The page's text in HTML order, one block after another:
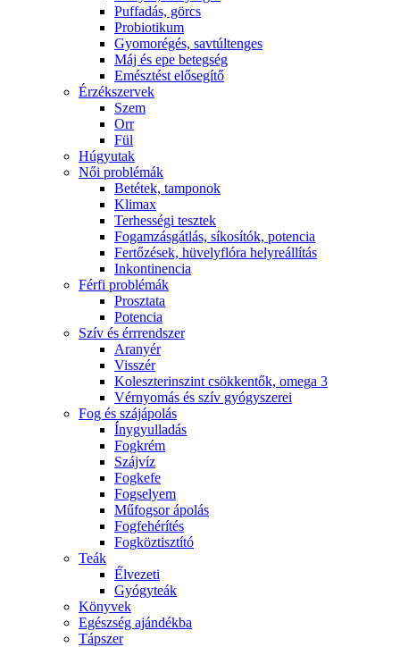
Puffadás, görcs
Probiotikum
Gyomorégés, savtúltenges
Máj és epe betegség
Emésztést elősegítő
Érzékszervek
Szem
Orr
Fül
Húgyutak
Női problémák
Betétek, tamponok
Klimax
Terhességi tesztek
Fogamzásgátlás, síkosítók, potencia
Fertőzések, hüvelyflóra helyreállítás
Inkontinencia
Férfi problémák
Prosztata
Potencia
Szív és érrrendszer
Aranyér
Visszér
Koleszterinszint csökkentők, omega 3
Vérnyomás és szív gyógyszerei
Fog és szájápolás
Í́nygyulladás
Fogkrém
Szájvíz
Fogkefe
Fogselyem
Műfogsor ápolás
Fogfehérítés
Fogköztisztító
Teák
É́lvezeti
Gyógyteák
Könyvek
Egészség ajándékba
Tápszer